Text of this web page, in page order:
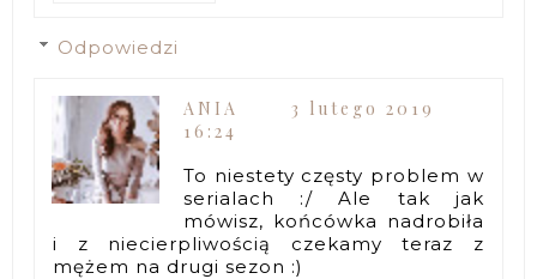
Odpowiedzi
ANIA
3 lutego 2019
16:24
To niestety częsty problem w
serialach :/ Ale tak jak
mówisz, końcówka nadrobiła
i z niecierpliwością czekamy teraz z
mężem na drugi sezon :)